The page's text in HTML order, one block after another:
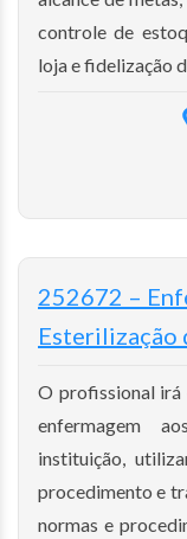
controle de
loja e fidelização
252672 –
Esterilização
O profissional irá
enfermagem
instituição,
procedimento e
normas e